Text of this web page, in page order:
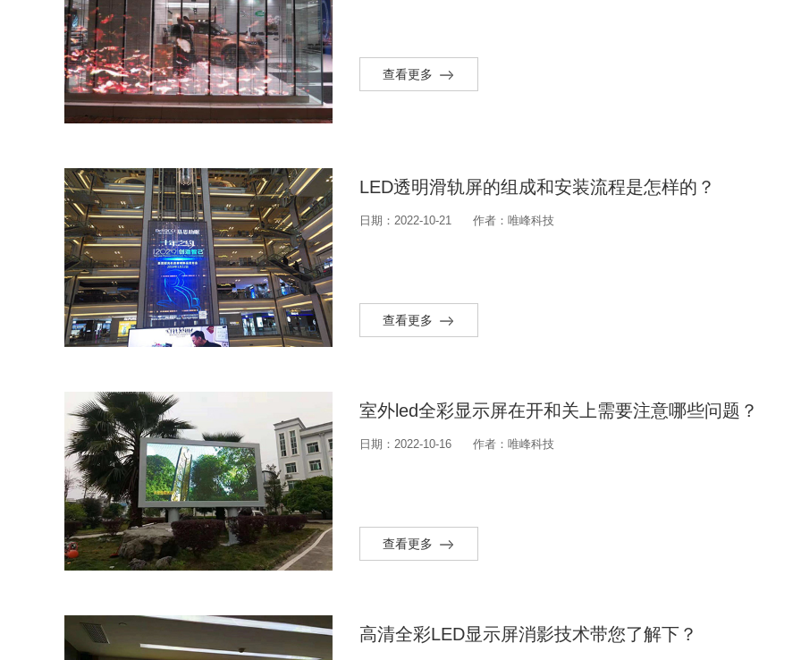
查看更多
LED透明滑轨屏的组成和安装流程是怎样的？
日期：2022-10-21 作者：唯峰科技
查看更多
室外led全彩显示屏在开和关上需要注意哪些问题？
日期：2022-10-16 作者：唯峰科技
查看更多
高清全彩LED显示屏消影技术带您了解下？